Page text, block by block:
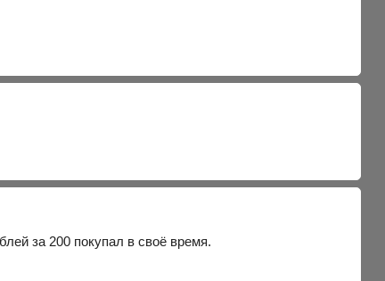
за 200 покупал в своё время.